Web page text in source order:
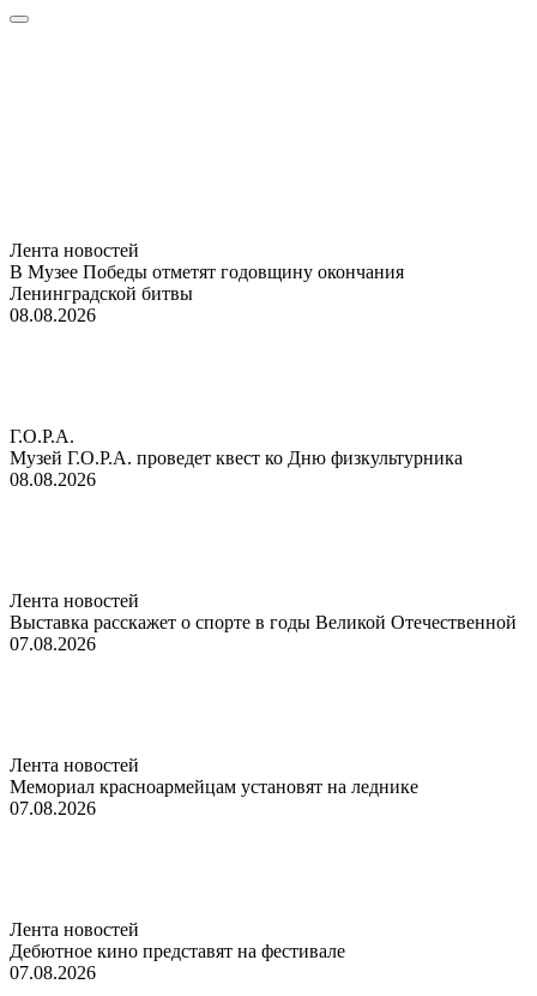
Лента новостей
В Музее Победы отметят годовщину окончания
Ленинградской битвы
08.08.2026
Г.О.Р.А.
Музей Г.О.Р.А. проведет квест ко Дню физкультурника
08.08.2026
Лента новостей
Выставка расскажет о спорте в годы Великой Отечественной
07.08.2026
Лента новостей
Мемориал красноармейцам установят на леднике
07.08.2026
Лента новостей
Дебютное кино представят на фестивале
07.08.2026